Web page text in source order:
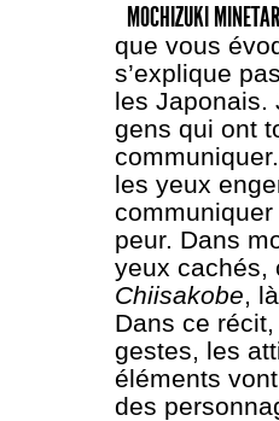
MOCHIZUKI
que vous
s’explique
les Japonais.
gens qui ont
les yeux
communiquer
peur. Dans
yeux cachés,
Chiisakobe,
Dans ce
gestes, les
éléments
des